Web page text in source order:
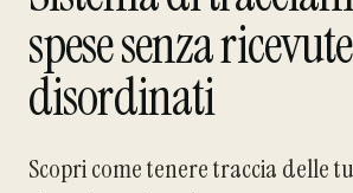
spese senza
disordinati
Scopri come tenere traccia delle